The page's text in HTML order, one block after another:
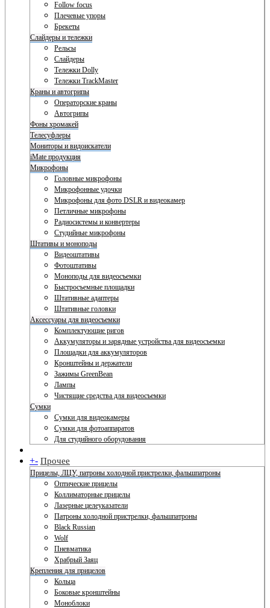
Follow focus
Плечевые упоры
Брекеты
Слайдеры и тележки
Рельсы
Слайдеры
Тележки Dolly
Тележки TrackMaster
Краны и автогрипы
Операторские краны
Автогрипы
Фоны хромакей
Телесуфлеры
Мониторы и видоискатели
iMate продукция
Микрофоны
Головные микрофоны
Микрофонные удочки
Микрофоны для фото DSLR и видеокамер
Петличные микрофоны
Радиосистемы и конвертеры
Студийные микрофоны
Штативы и моноподы
Видеоштативы
Фотоштативы
Моноподы для видеосъемки
Быстросъемные площадки
Штативные адаптеры
Штативные головки
Аксессуары для видеосъемки
Комплектующие ригов
Аккумуляторы и зарядные устройства для видеосъемки
Площадки для аккумуляторов
Кронштейны и держатели
Зажимы GreenBean
Лампы
Чистящие средства для видеосъемки
Сумки
Сумки для видеокамеры
Сумки для фотоаппаратов
Для студийного оборудования
+- Прочее
Прицелы, ЛЦУ, патроны холодной пристрелки, фальшпатроны
Оптические прицелы
Коллиматорные прицелы
Лазерные целеуказатели
Патроны холодной пристрелки, фальшпатроны
Black Russian
Wolf
Пневматика
Храбрый Заяц
Крепления для прицелов
Кольца
Боковые кронштейны
Моноблоки